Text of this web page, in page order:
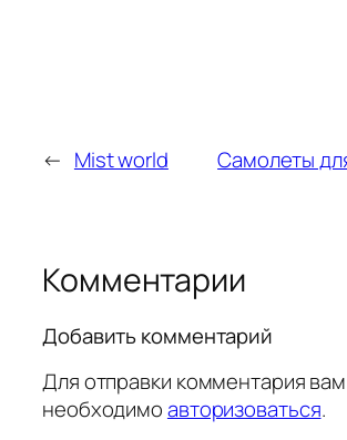
← Mist world Самолеты
Комментарии
Добавить комментарий
Для отправки комментария вам
необходимоавторизоваться.